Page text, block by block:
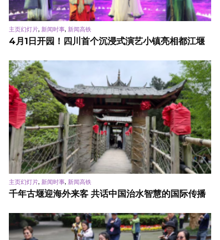
主页幻灯片, 新闻时事, 新闻高铁
4月1日开园！四川首个沉浸式演艺小镇亮相都江堰
主页幻灯片, 新闻时事, 新闻高铁
千年古堰迎海外来客 共话中国治水智慧的国际传播